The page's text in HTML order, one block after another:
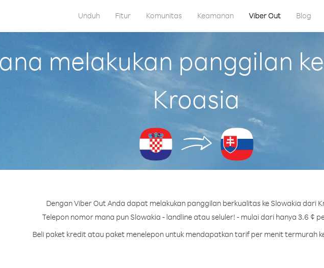
Unduh Fitur Komunitas Keamanan Viber Out Blog
melakukan panggilan
Kroasia
Dengan Viber Out Anda dapat melakukan panggilan berkualitas ke Slowakia dari
Telepon nomor mana pun Slowakia - landline atau seluler! - mulai dari hanya 3.6 ¢
Beli paket kredit atau paket menelepon untuk mendapatkan tarif per menit termurah